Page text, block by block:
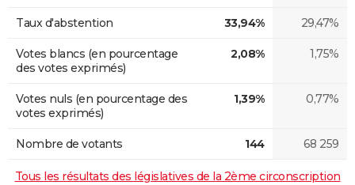
Taux d'abstention 33,94% 29,47%
Votes blancs (en pourcentage
des votes exprimés)
2,08% 1,75%
Votes nuls (en pourcentage des
votes exprimés)
1,39% 0,77%
Nombre de votants 144 68 259
Tous les résultats des législatives de la 2ème circonscription